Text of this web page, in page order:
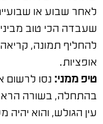
לאחר שבוע או
שעבדה הכי טוב
להחליף תמונה,
אופציות.
טיפ ממני: נסו
בהתחלה, בשורה
עין הגולש, והוא יהיה